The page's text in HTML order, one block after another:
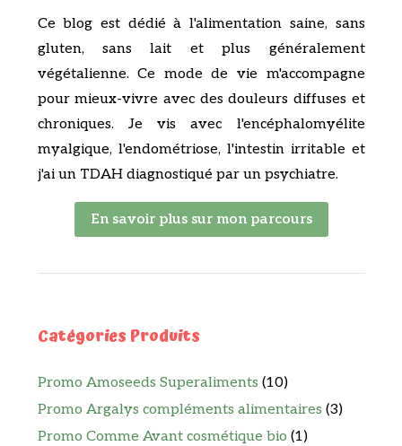
Ce blog est dédié à l'alimentation saine, sans
gluten, sans lait et plus généralement
végétalienne. Ce mode de vie m'accompagne
pour mieux-vivre avec des douleurs diffuses et
chroniques. Je vis avec l'encéphalomyélite
myalgique, l'endométriose, l'intestin irritable et
j'ai un TDAH diagnostiqué par un psychiatre.
En savoir plus sur mon parcours
Catégories Produits
Promo Amoseeds Superaliments (10)
Promo Argalys compléments alimentaires (3)
Promo Comme Avant cosmétique bio (1)